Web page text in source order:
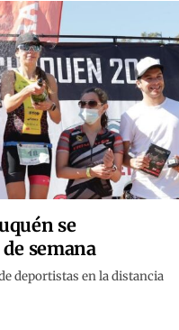
se
semana
deportistas en la distancia